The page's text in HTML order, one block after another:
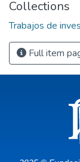
Collections
Trabajos de
Full item